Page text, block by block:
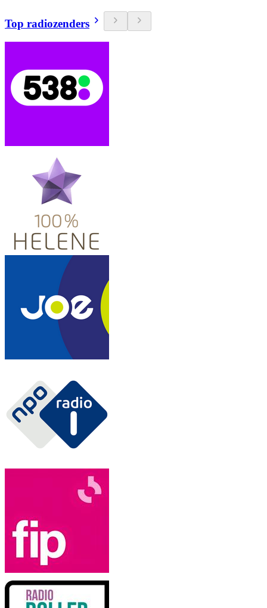
Top radiozenders